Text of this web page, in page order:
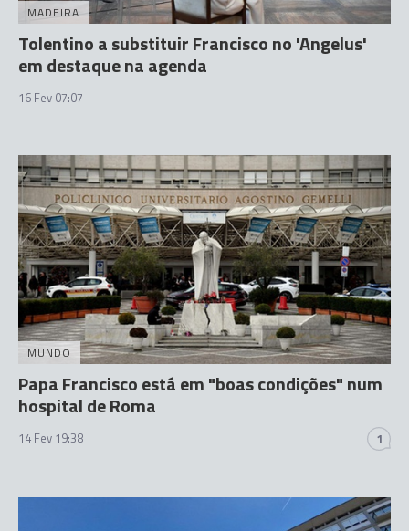
MADEIRA
Tolentino a substituir Francisco no 'Angelus'
em destaque na agenda
16 Fev 07:07
MUNDO
Papa Francisco está em "boas condições" num
hospital de Roma
14 Fev 19:38 1